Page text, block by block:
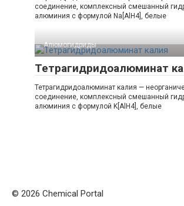
соединение, комплексный смешанный
алюминия с формулой Na[AlH4], белые
Алюмогидриды‎
Тетрагидридоалюминат
Тетрагидридоалюминат калия —
соединение, комплексный смешанный
алюминия с формулой K[AlH4], белые
© 2026 Chemical Portal